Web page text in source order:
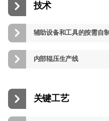
技术
辅助设备和工具的按需自制
内部辊压生产线
关键工艺